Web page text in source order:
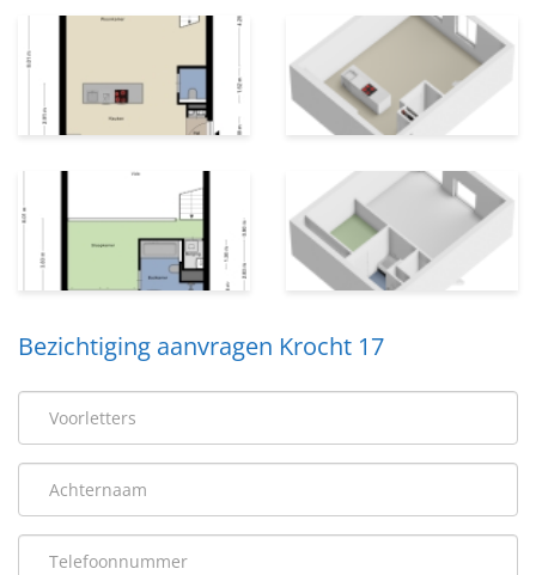
• Twee parkeervergunningen mogelijk
• Inventaris ter overname
• Oplevering in overleg (kan desgewenst snel)
Kortom: een licht, karaktervol en verrassend ruim
loftappartement op een toplocatie in
Haarlem. Een woning voor wie houdt van historie,
comfort en stadsleven, maar ook
Bezichtiging aanvragen Krocht 17